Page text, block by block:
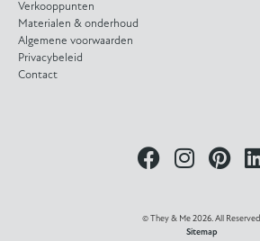
Verkooppunten
Materialen & onderhoud
Algemene voorwaarden
Privacybeleid
Contact
© They & Me 2026. All Reserved
Sitemap